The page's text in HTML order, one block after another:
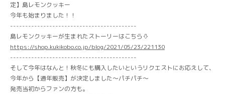
定】島レモンクッキー
今年も始まりました！！
------------------------------------------
島レモンクッキーが生まれたストーリーはこちら⇩
https://shop.kukikobo.co.jp/blog/2021/05/23/221130
------------------------------------------
そして今年はなんと！秋冬にも購入したいというリクエストにお応えして、
今年から【通年販売】が決定しました〜パチパチ〜
発売当初からファンの方も。